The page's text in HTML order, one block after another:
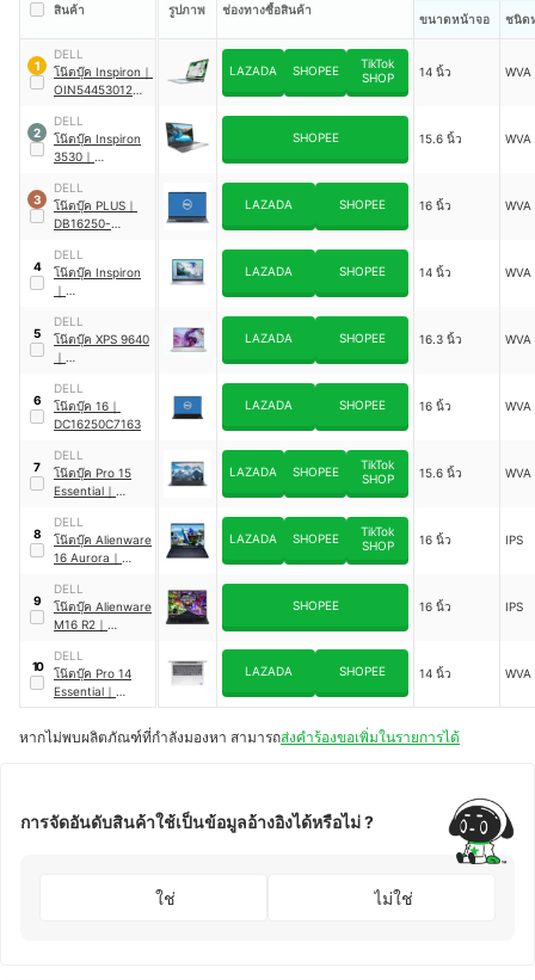
สินค้า รูปภาพ ช่องทางซื้อสินค้า
ขนาดหน้าจอ
ชนิด
1
DELL
โน๊ตบุ๊ค Inspiron ｜
OIN5445301201
LAZADA SHOPEE
TikTok
SHOP
14 นิ้ว WVA
2
DELL
โน๊ตบุ๊ค Inspiron
3530 ｜
GTH-PS
SHOPEE 15.6 นิ้ว WVA
3
DELL
โน๊ตบุ๊ค PLUS ｜
DB16250-
LAZADA SHOPEE 16 นิ้ว WVA
4
DELL
โน๊ตบุ๊ค Inspiron
｜
GTH-5440-IB-W
LAZADA SHOPEE 14 นิ้ว WVA
5
DELL
โน๊ตบุ๊ค XPS 9640
｜
GTH
LAZADA SHOPEE 16.3 นิ้ว WVA
6
DELL
โน๊ตบุ๊ค 16 ｜
DC16250C7163
LAZADA SHOPEE 16 นิ้ว WVA
7
DELL
โน๊ตบุ๊ค Pro 15
Essential ｜
SNSPV1525003
LAZADA SHOPEE
TikTok
SHOP
15.6 นิ้ว WVA
8
DELL
โน๊ตบุ๊ค Alienware
16 Aurora ｜
LAZADA SHOPEE
TikTok
SHOP
16 นิ้ว IPS
9
DELL
โน๊ตบุ๊ค Alienware
M16 R2 ｜
GTH
SHOPEE 16 นิ้ว IPS
10
DELL
โน๊ตบุ๊ค Pro 14
Essential ｜
PV14250-
SNSPV1425010
LAZADA SHOPEE 14 นิ้ว WVA
หากไม่พบผลิตภัณฑ์ที่กำลังมองหา สามารถส่งคำร้องขอเพิ่มในรายการได้
การจัดอันดับสินค้าใช้เป็นข้อมูลอ้างอิงได้หรือไม่ ?
ใช่ ไม่ใช่